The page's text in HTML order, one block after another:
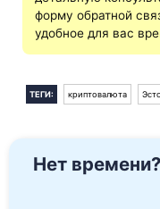
форму обратной
удобное для вас
ТЕГИ: криптовалюта
Нет